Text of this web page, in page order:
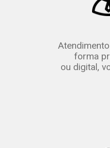
forma
ou digital,